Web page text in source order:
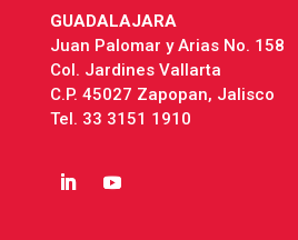
GUADALAJARA
Juan Palomar y Arias No. 158
Col. Jardines Vallarta
C.P. 45027 Zapopan, Jalisco
Tel. 33 3151 1910